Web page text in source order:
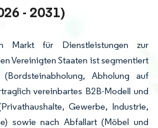
- 2031)
Markt für Dienstleistungen zur
Vereinigten Staaten ist segmentiert
(Bordsteinabholung, Abholung auf
vereinbartes B2B-Modell und
Gewerbe, Industrie,
sowie nach Abfallart (Möbel und